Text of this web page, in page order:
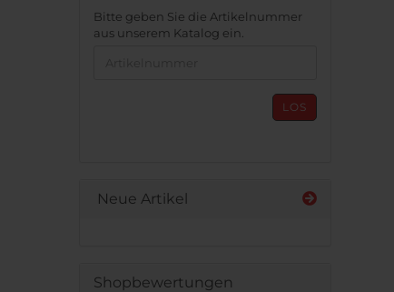
BITTE
GEBEN
Bitte geben Sie die Artikelnummer
aus unserem Katalog ein.
LOS
Neue Artikel
Shopbewertungen